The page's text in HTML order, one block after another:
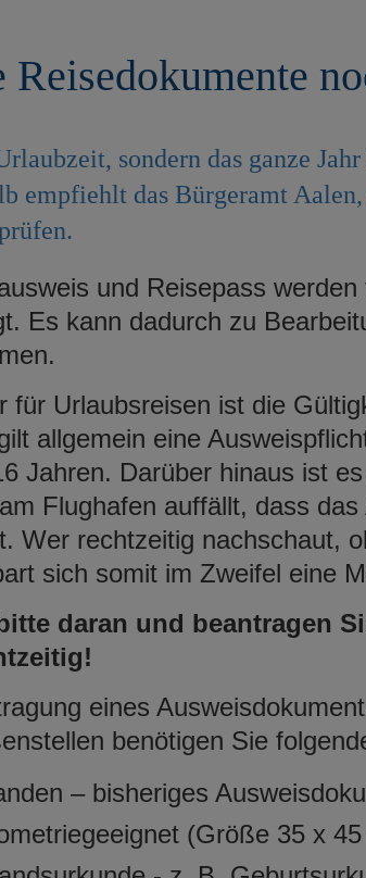
Reisedokumente
sondern das ganze
empfiehlt das Bürgeramt
und Reisepass
Es kann dadurch zu
für Urlaubsreisen ist die
allgemein eine
Jahren. Darüber hinaus ist
Flughafen auffällt, dass
Wer rechtzeitig nachschaut,
sich somit im Zweifel eine
daran und beantragen
eines
benötigen Sie
– bisheriges
(Größe 35 x